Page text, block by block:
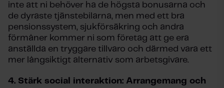
inte att ni behöver ha de högsta bonusarna och
de dyraste tjänstebilarna, men med ett bra
pensionssystem, sjukförsäkring och andra
förmåner kommer ni som företag att ge era
anställda en tryggare tillvaro och därmed vara ett
mer långsiktigt alternativ som arbetsgivare.
4. Stärk social interaktion: Arrangemang och